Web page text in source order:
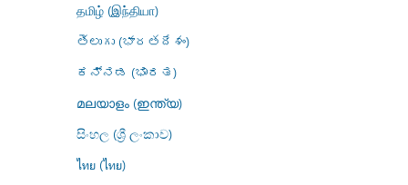
தமிழ் (இந்தியா)
తెలుగు (భారతదేశం)
ಕನ್ನಡ (ಭಾರತ)
മലയാളം (ഇന്ത്യ)
සිංහල (ශ්‍රී ලංකාව)
ไทย (ไทย)